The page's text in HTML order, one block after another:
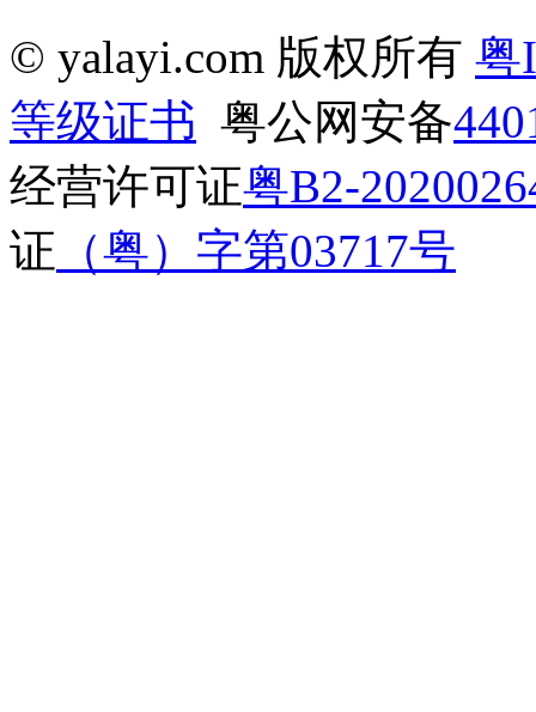
© yalayi.com 版权所有 粤
等级证书 粤公网安备
经营许可证粤B2-
证 （粤）字第03717号